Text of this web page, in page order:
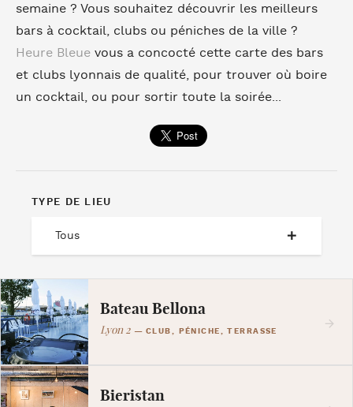
semaine ? Vous souhaitez découvrir les meilleurs
bars à cocktail, clubs ou péniches de la ville ?
Heure Bleue vous a concocté cette carte des bars
et clubs lyonnais de qualité, pour trouver où boire
un cocktail, ou pour sortir toute la soirée...
TYPE DE LIEU
Tous
Bateau Bellona
Lyon 2 — CLUB, PÉNICHE, TERRASSE
Bieristan